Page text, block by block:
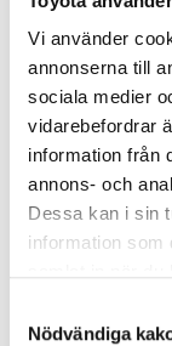
Vi använder
annonserna till
sociala medier
vidarebefordrar
information från
annons- och
Dessa kan i sin
information som
Nödvändiga
Om du
vi dina
under en
Om du
praxis